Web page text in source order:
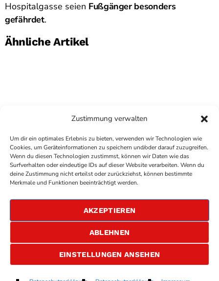
Zustimmung verwalten
Um dir ein optimales Erlebnis zu bieten, verwenden wir Technologien wie
Cookies, um Geräteinformationen zu speichern und/oder darauf zuzugreifen.
Wenn du diesen Technologien zustimmst, können wir Daten wie das
Surfverhalten oder eindeutige IDs auf dieser Website verarbeiten. Wenn du
deine Zustimmung nicht erteilst oder zurückziehst, können bestimmte
Merkmale und Funktionen beeinträchtigt werden.
AKZEPTIEREN
ABLEHNEN
EINSTELLUNGEN ANSEHEN
Hospitalgasse seien Fußgänger besonders
gefährdet.
Ähnliche Artikel
COPYRIGHTANTENNE BAD KREUZNACH
DATENSCHUTZERKLÄRUNG
ALLGEMEINE GESCHÄFTSBEDINGUNGEN
GEWINNSPIELBEDINGUNGEN